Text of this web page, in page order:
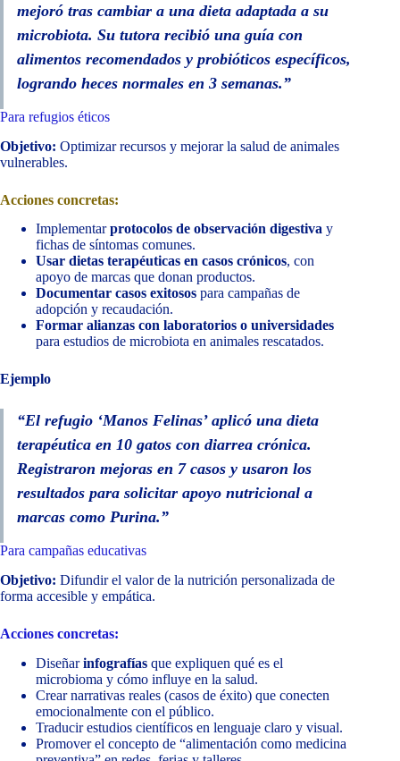
mejoró tras cambiar a una dieta adaptada a su
microbiota. Su tutora recibió una guía con
alimentos recomendados y probióticos específicos,
logrando heces normales en 3 semanas.”
Para refugios éticos
Objetivo: Optimizar recursos y mejorar la salud de animales
vulnerables.
Acciones concretas:
Implementarprotocolos de observación digestiva y
fichas de síntomas comunes.
Usar dietas terapéuticas en casos crónicos, con
apoyo de marcas que donan productos.
Documentar casos exitosos para campañas de
adopción y recaudación.
Formar alianzas con laboratorios o universidades
para estudios de microbiota en animales rescatados.
Ejemplo
“El refugio ‘Manos Felinas’ aplicó una dieta
terapéutica en 10 gatos con diarrea crónica.
Registraron mejoras en 7 casos y usaron los
resultados para solicitar apoyo nutricional a
marcas como Purina.”
Para campañas educativas
Objetivo: Difundir el valor de la nutrición personalizada de
forma accesible y empática.
Acciones concretas:
Diseñarinfografías que expliquen qué es el
microbioma y cómo influye en la salud.
Crear narrativas reales (casos de éxito) que conecten
emocionalmente con el público.
Traducir estudios científicos en lenguaje claro y visual.
Promover el concepto de “alimentación como medicina